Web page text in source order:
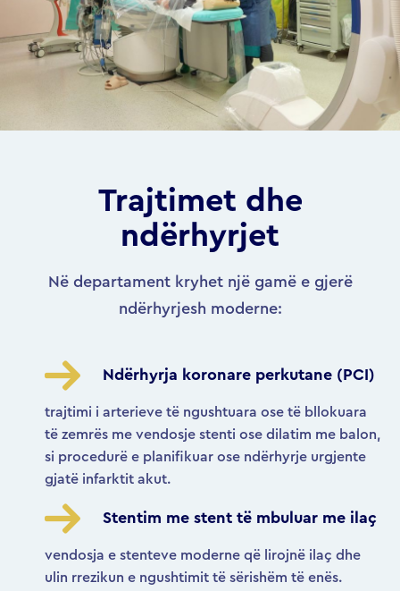
Trajtimet dhe
ndërhyrjet
Në departament kryhet një gamë e gjerë
ndërhyrjesh moderne:
Ndërhyrja koronare perkutane (PCI)
trajtimi i arterieve të ngushtuara ose të bllokuara
të zemrës me vendosje stenti ose dilatim me balon,
si procedurë e planifikuar ose ndërhyrje urgjente
gjatë infarktit akut.
Stentim me stent të mbuluar me ilaç
vendosja e stenteve moderne që lirojnë ilaç dhe
ulin rrezikun e ngushtimit të sërishëm të enës.